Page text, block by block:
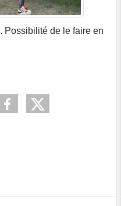
Possibilité de le faire en